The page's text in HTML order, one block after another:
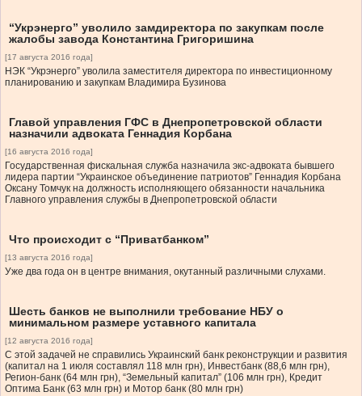
“Укрэнерго” уволило замдиректора по закупкам после
жалобы завода Константина Григоришина
[17 августа 2016 года]
НЭК “Укрэнерго” уволила заместителя директора по инвестиционному
планированию и закупкам Владимира Бузинова
Главой управления ГФС в Днепропетровской области
назначили адвоката Геннадия Корбана
[16 августа 2016 года]
Государственная фискальная служба назначила экс-адвоката бывшего
лидера партии “Украинское объединение патриотов” Геннадия Корбана
Оксану Томчук на должность исполняющего обязанности начальника
Главного управления службы в Днепропетровской области
Что происходит с “Приватбанком”
[13 августа 2016 года]
Уже два года он в центре внимания, окутанный различными слухами.
Шесть банков не выполнили требование НБУ о
минимальном размере уставного капитала
[12 августа 2016 года]
С этой задачей не справились Украинский банк реконструкции и развития
(капитал на 1 июля составлял 118 млн грн), Инвестбанк (88,6 млн грн),
Регион-банк (64 млн грн), “Земельный капитал” (106 млн грн), Кредит
Оптима Банк (63 млн грн) и Мотор банк (80 млн грн)